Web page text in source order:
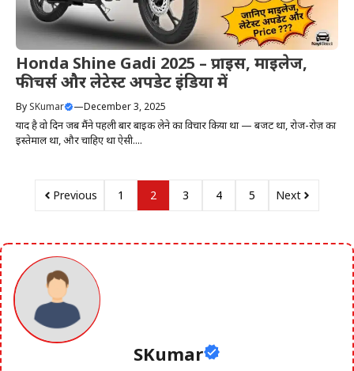
Honda Shine Gadi 2025 – प्राइस, माइलेज,
फीचर्स और लेटेस्ट अपडेट इंडिया में
By SKumar —December 3, 2025
याद है वो दिन जब मैंने पहली बार बाइक लेने का विचार किया था — बजट था, रोज-रोज़ का
इस्तेमाल था, और चाहिए था ऐसी....
Previous 1 2 3 4 5 Next
SKumar